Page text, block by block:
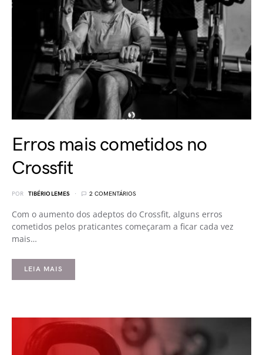
Erros mais cometidos no
Crossfit
POR TIBÉRIO LEMES 2 COMENTÁRIOS
Com o aumento dos adeptos do Crossfit, alguns erros
cometidos pelos praticantes começaram a ficar cada vez
mais…
LEIA MAIS